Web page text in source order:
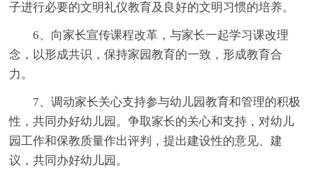
子进行必要的文明礼仪教育及良好的文明习惯的培养。
6、向家长宣传课程改革，与家长一起学习课改理
念，以形成共识，保持家园教育的一致，形成教育合
力。
7、调动家长关心支持参与幼儿园教育和管理的积极
性，共同办好幼儿园。争取家长的关心和支持，对幼儿
园工作和保教质量作出评判，提出建设性的意见、建
议，共同办好幼儿园。